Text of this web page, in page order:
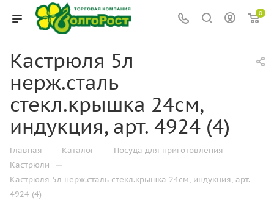
0
Кастрюля 5л
нерж.сталь
стекл.крышка 24см,
индукция, арт. 4924 (4)
Главная — Каталог — Посуда для приготовления —
Кастрюли —
Кастрюля 5л нерж.сталь стекл.крышка 24см, индукция, арт.
4924 (4)